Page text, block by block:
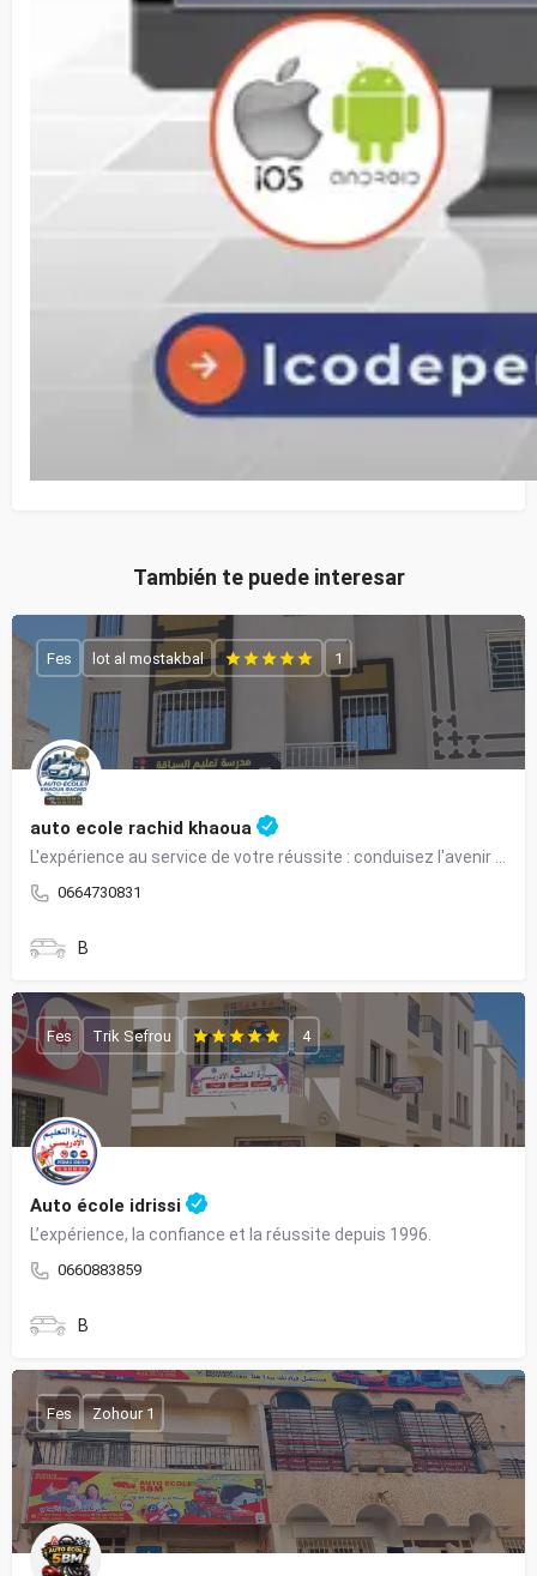
También te puede interesar
auto ecole rachid khaoua
L'expérience au service de votre réussite : conduisez l'avenir en toute confiance.
0664730831
Fes lot al mostakbal 1
B
Auto école idrissi
L’expérience, la confiance et la réussite depuis 1996.
0660883859
Fes Trik Sefrou 4
B
Fes Zohour 1